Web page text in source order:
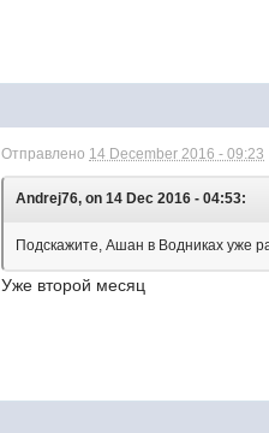
Отправлено 14 December 2016 - 09:23
Andrej76, on 14 Dec 2016 - 04:53:
Подскажите, Ашан в Водниках уже
Уже второй месяц